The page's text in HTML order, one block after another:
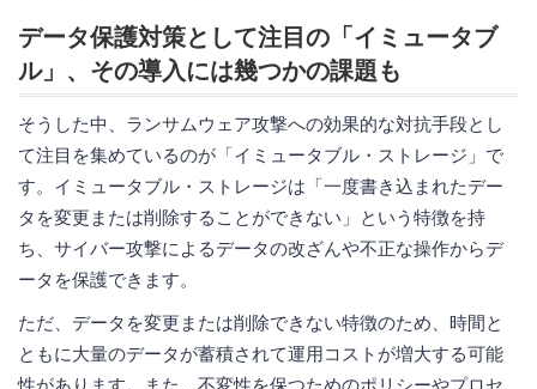
データ保護対策として注目の「イミュータブ
ル」、その導入には幾つかの課題も
そうした中、ランサムウェア攻撃への効果的な対抗手段とし
て注目を集めているのが「イミュータブル・ストレージ」で
す。イミュータブル・ストレージは「一度書き込まれたデー
タを変更または削除することができない」という特徴を持
ち、サイバー攻撃によるデータの改ざんや不正な操作からデ
ータを保護できます。
ただ、データを変更または削除できない特徴のため、時間と
ともに大量のデータが蓄積されて運用コストが増大する可能